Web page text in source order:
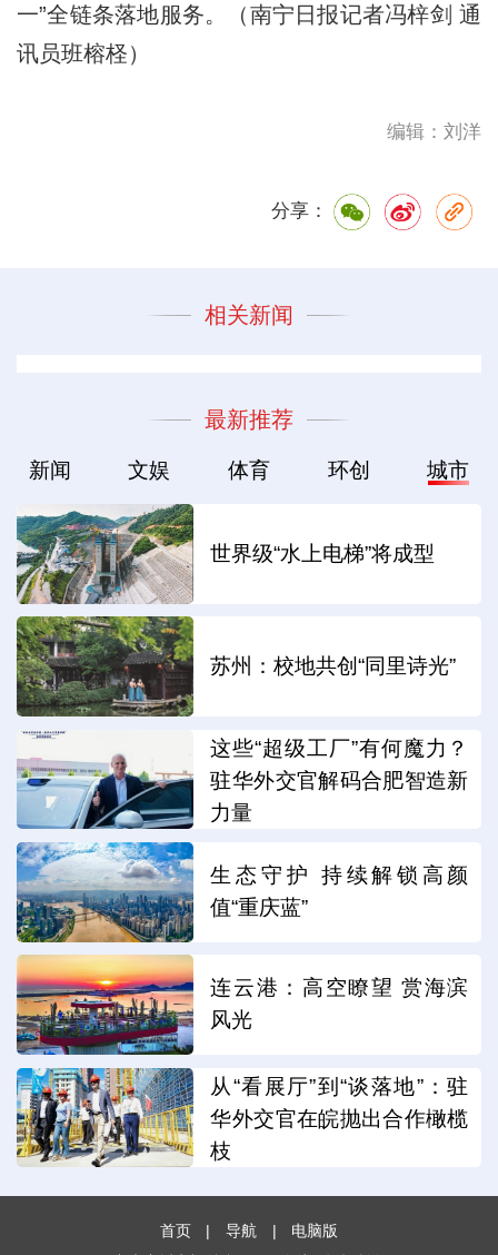
一”全链条落地服务。（南宁日报记者冯梓剑 通
讯员班榕柽）
编辑：刘洋
分享：
相关新闻
最新推荐
新闻 文娱 体育 环创 城市
世界级“水上电梯”将成型
苏州：校地共创“同里诗光”
这些“超级工厂”有何魔力？
驻华外交官解码合肥智造新
力量
生态守护 持续解锁高颜
值“重庆蓝”
连云港：高空瞭望 赏海滨
风光
从“看展厅”到“谈落地”：驻
华外交官在皖抛出合作橄榄
枝
首页 | 导航 |
电脑版